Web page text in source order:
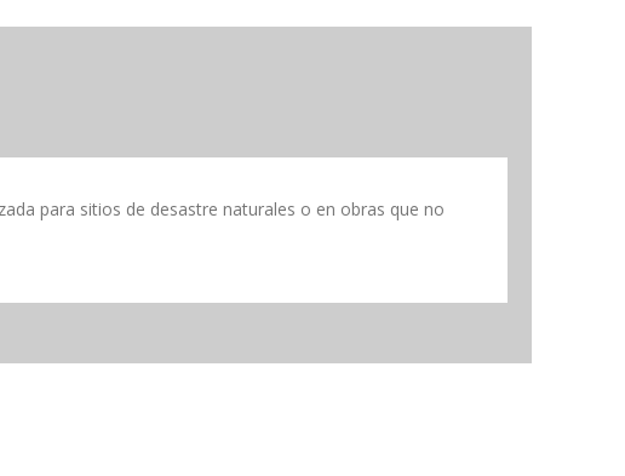
para sitios de desastre naturales o en obras que no